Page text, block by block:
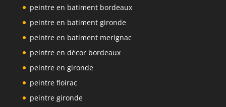
peintre en batiment bordeaux
peintre en batiment gironde
peintre en batiment merignac
peintre en décor bordeaux
peintre en gironde
peintre floirac
peintre gironde